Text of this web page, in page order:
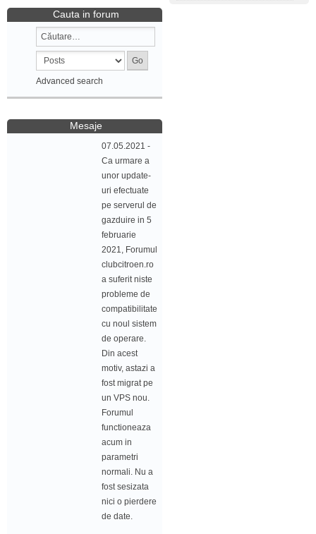
Cauta in forum
Advanced search
Mesaje
07.05.2021 -
Ca urmare a
unor update-
uri efectuate
pe serverul de
gazduire in 5
februarie
2021, Forumul
clubcitroen.ro
a suferit niste
probleme de
compatibilitate
cu noul sistem
de operare.
Din acest
motiv, astazi a
fost migrat pe
un VPS nou.
Forumul
functioneaza
acum in
parametri
normali. Nu a
fost sesizata
nici o pierdere
de date.